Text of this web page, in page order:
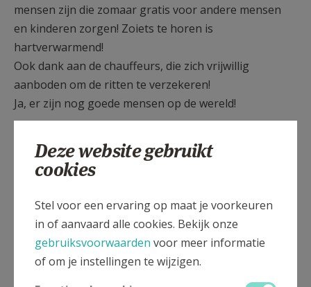
mensen zijn die zomaar gratis voor andere mensen
en kinderen zorgen! Zoiets te horen is
hartverwarmend!
Ook dank aan de chauffeurs, die zich vrijwillig
aanboden om de ritten te verzekeren!
Ja, er zijn nog goede mensen op de wereld!
Deze website gebruikt
cookies
Stel voor een ervaring op maat je voorkeuren
in of aanvaard alle cookies. Bekijk onze
gebruiksvoorwaarden voor meer informatie
of om je instellingen te wijzigen.